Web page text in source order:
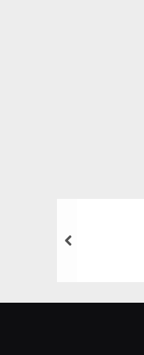
prev